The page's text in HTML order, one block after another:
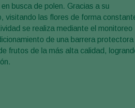
busca de polen. Gracias a su
visitando las flores de forma
se realiza mediante el monitoreo
de una barrera protectora
frutos de la más alta calidad,